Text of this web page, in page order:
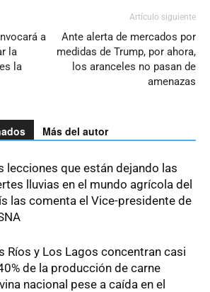
a
la
la
Artículo siguiente
Ante alerta de mercados por
medidas de Trump, por ahora,
los aranceles no pasan de
amenazas
Más del autor
lecciones que están dejando las
lluvias en el mundo agrícola del
las comenta el Vice-presidente de
Ríos y Los Lagos concentran casi
de la producción de carne
nacional pese a caída en el